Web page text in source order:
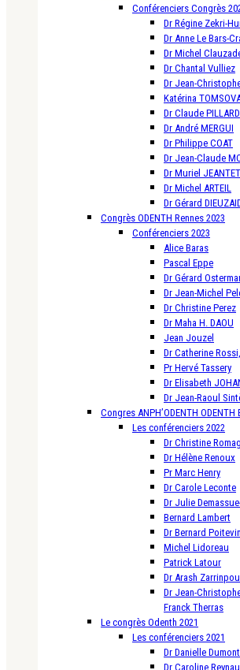
Conférenciers Congrès
Dr Régine Zekri-
Dr Anne Le Bars-
Dr Michel
Dr Chantal Vulliez
Dr Jean-
Katérina
Dr Claude PILLARD
Dr André MERGUI
Dr Philippe COAT
Dr Jean-Claude
Dr Muriel JEANTET
Dr Michel ARTEIL
Dr Gérard
Congrès ODENTH Rennes 2023
Conférenciers 2023
Alice Baras
Pascal Eppe
Dr Gérard
Dr Jean-Michel
Dr Christine Perez
Dr Maha H. DAOU
Jean Jouzel
Dr Catherine Rossi,
Pr Hervé Tassery
Dr Elisabeth
Dr Jean-Raoul
Congres ANPH’ODENTH
Les conférenciers 2022
Dr Christine
Dr Hélène Renoux
Pr Marc Henry
Dr Carole Leconte
Dr Julie
Bernard Lambert
Dr Bernard Poitevin
Michel Lidoreau
Patrick Latour
Dr Arash
Dr Jean-
Franck Therras
Le congrès Odenth 2021
Les conférenciers 2021
Dr Danielle
Dr Caroline